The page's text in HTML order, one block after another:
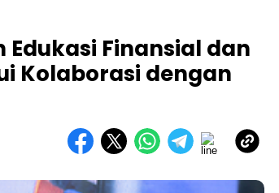
Edukasi Finansial dan
Kolaborasi dengan